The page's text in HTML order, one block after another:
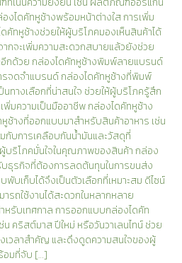
ไดคัทหูช้างพร้อมหน้าต่างใส การเพิ่ม
ทหูช้างช่วยให้ผู้บริโภคมองเห็นสินค้าได้
กจะเพิ่มความสะดวกสบายแล้วยังช่วย
อีกด้วย กล่องไดคัทหูช้างพิมพ์ลายแบรนด์
จดจำแบรนด์ กล่องไดคัทหูช้างที่พิมพ์
ทางเลือกที่น่าสนใจ ช่วยให้ผู้บริโภครู้สึก
พิ่มความเป็นมืออาชีพ กล่องไดคัทหูช้าง
ช้างที่ออกแบบมาสำหรับสินค้าอาหาร เช่น
กับการเคลือบกันน้ำมันและวัสดุที่
บริโภคมั่นใจในคุณภาพของสินค้า กล่อง
ธุรกิจที่ต้องการลดต้นทุนในการขนส่ง
บเก็บได้จึงเป็นตัวเลือกที่เหมาะสม ดีไซน์
รถใช้งานได้สะดวกในหลากหลาย
รับเทศกาล การออกแบบกล่องไดคัท
น คริสต์มาส ปีใหม่ หรือวันวาเลนไทน์ ช่วย
เวลาสำคัญ และดึงดูดความสนใจของผู้
อมที่จับ […]